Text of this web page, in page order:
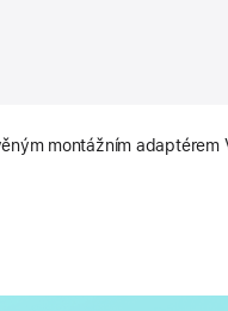
montážním adaptérem